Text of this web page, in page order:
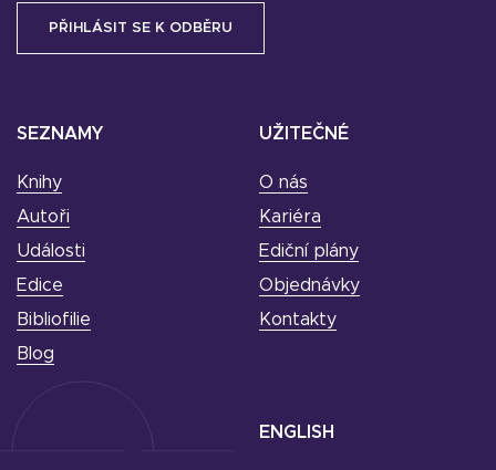
SEZNAMY
Knihy
Autoři
Události
Edice
Bibliofilie
Blog
UŽITEČNÉ
O nás
Kariéra
Ediční plány
Objednávky
Kontakty
ENGLISH